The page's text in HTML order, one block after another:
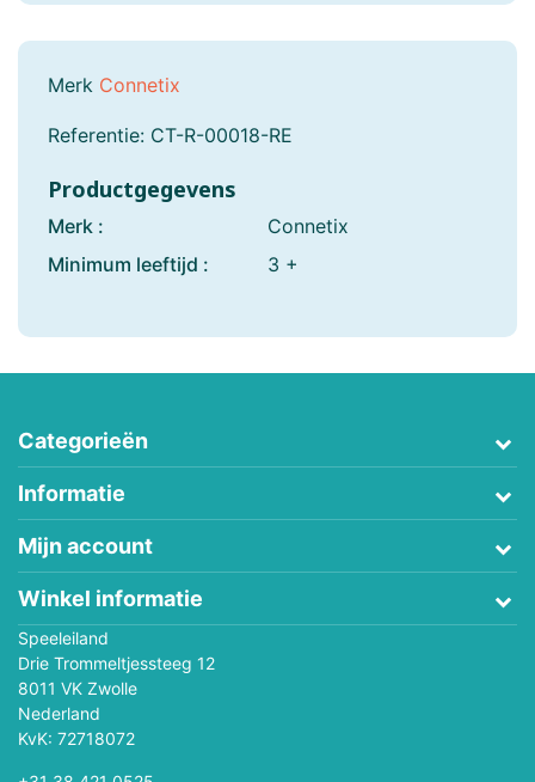
Merk Connetix
Referentie: CT-R-00018-RE
Productgegevens
Merk :
Connetix
Minimum leeftijd :
3 +
Categorieën
Informatie
Mijn account
Winkel informatie
Speeleiland
Drie Trommeltjessteeg 12
8011 VK Zwolle
Nederland
KvK: 72718072